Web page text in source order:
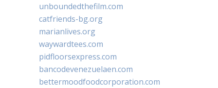
unboundedthefilm.com
catfriends-bg.org
marianlives.org
waywardtees.com
pidfloorsexpress.com
bancodevenezuelaen.com
bettermoodfoodcorporation.com